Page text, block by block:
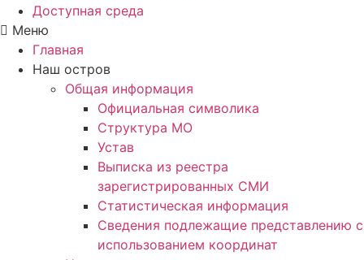
Доступная среда
Меню
Главная
Наш остров
Общая информация
Официальная символика
Структура МО
Устав
Выписка из реестра
зарегистрированных СМИ
Статистическая информация
Сведения подлежащие представлению с
использованием координат